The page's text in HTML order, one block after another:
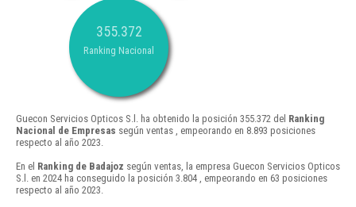
355.372
Ranking Nacional
Guecon Servicios Opticos S.l. ha obtenido la posición 355.372 del Ranking
Nacional de Empresas según ventas , empeorando en 8.893 posiciones
respecto al año 2023.
En el Ranking de Badajoz según ventas, la empresa Guecon Servicios Opticos
S.l. en 2024 ha conseguido la posición 3.804 , empeorando en 63 posiciones
respecto al año 2023.